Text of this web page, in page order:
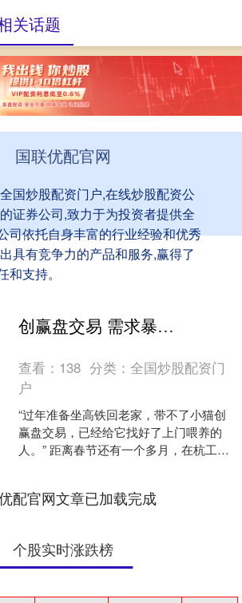
国联优配官网
国炒股配资门户,在线炒股配资公
证券公司,致力于为投资者提供全
司依托自身丰富的行业经验和优秀
具有竞争力的产品和服务,赢得了
和支持。
关话题
创赢盘交易 需求暴涨！姑娘短短几天赚5000多元外快
查看： 138 分类：全国炒股配资门
户
“过年准备坐高铁回老家，带不了小猫创
赢盘交易，已经给它找好了上门喂养的
人。” 距离春节还有一个多月，在杭工作
配官网文章已加载完成
个股实时涨跌榜